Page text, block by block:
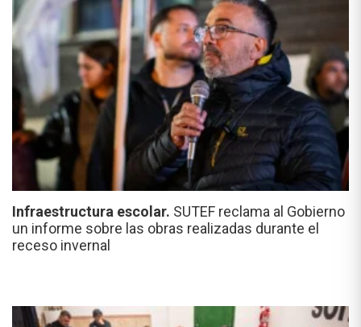
Infraestructura escolar. SUTEF reclama al Gobierno
un informe sobre las obras realizadas durante el
receso invernal